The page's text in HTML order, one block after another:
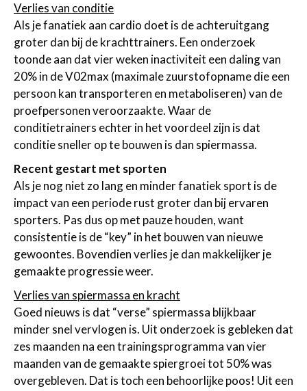
Verlies van conditie
Als je fanatiek aan cardio doet is de achteruitgang
groter dan bij de krachttrainers. Een onderzoek
toonde aan dat vier weken inactiviteit een daling van
20% in de V02max (maximale zuurstofopname die een
persoon kan transporteren en metaboliseren) van de
proefpersonen veroorzaakte. Waar de
conditietrainers echter in het voordeel zijn is dat
conditie sneller op te bouwen is dan spiermassa.
Recent gestart met sporten
Als je nog niet zo lang en minder fanatiek sport is de
impact van een periode rust groter dan bij ervaren
sporters. Pas dus op met pauze houden, want
consistentie is de “key” in het bouwen van nieuwe
gewoontes. Bovendien verlies je dan makkelijker je
gemaakte progressie weer.
Verlies van spiermassa en kracht
Goed nieuws is dat “verse” spiermassa blijkbaar
minder snel vervlogen is. Uit onderzoek is gebleken dat
zes maanden na een trainingsprogramma van vier
maanden van de gemaakte spiergroei tot 50% was
overgebleven. Dat is toch een behoorlijke poos! Uit een